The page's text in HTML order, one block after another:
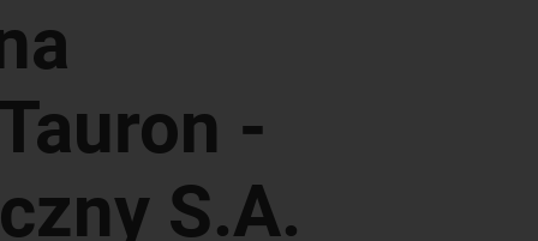
-
S.A.